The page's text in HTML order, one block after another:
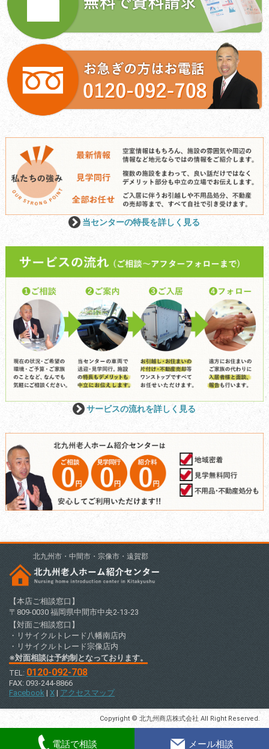
当センターの特長を詳しく見る
サービスの流れを詳しく見る
北九州市・中間市・宗像市・遠賀郡
【本店ご相談窓口】
〒809-0030 福岡県中間市中央2-13-23
【対面ご相談窓口】
・リサイクルトレード八幡南店内
・リサイクルトレード宗像店内
※対面相談は予約制となっております。
TEL: 0120-092-708
FAX: 093-244-8866
Facebook | X | アクセスマップ
Copyright © 北九州商店株式会社 All Right Reserved.
電話で相談 メール相談